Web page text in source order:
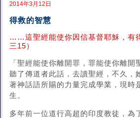
2014年3月12日
得救的智慧
……這聖經能使你因信基督耶穌，有
三15）
「聖經能使你離開罪，罪能使你離開
聽了傳道者此話，去讀聖經，不久，
著神話語所賜的力量完成學業，現時
生。
多年前一位道行高超的印度教徒，為